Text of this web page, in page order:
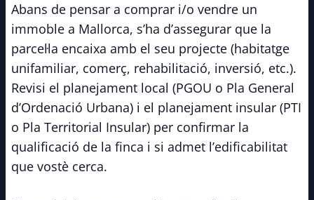
Abans de pensar a comprar i/o vendre un
immoble a Mallorca, s’ha d’assegurar que la
parcel·la encaixa amb el seu projecte (habitatge
unifamiliar, comerç, rehabilitació, inversió, etc.).
Revisi el planejament local (PGOU o Pla General
d’Ordenació Urbana) i el planejament insular (PTI
o Pla Territorial Insular) per confirmar la
qualificació de la finca i si admet l’edificabilitat
que vostè cerca.